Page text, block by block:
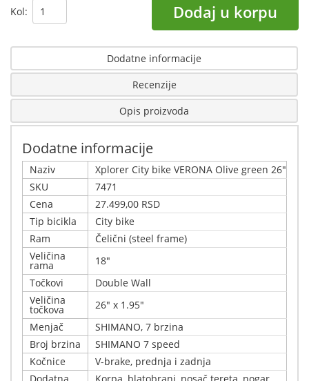
Kol: Dodaj u korpu
Dodatne informacije
Recenzije
Opis proizvoda
Dodatne informacije
Naziv
Xplorer City bike VERONA Olive green 26"
SKU
7471
Cena
27.499,00 RSD
Tip bicikla
City bike
Ram
Čelični (steel frame)
Veličina
rama
18"
Točkovi
Double Wall
Veličina
točkova
26" x 1.95"
Menjač
SHIMANO, 7 brzina
Broj brzina
SHIMANO 7 speed
Kočnice
V-brake, prednja i zadnja